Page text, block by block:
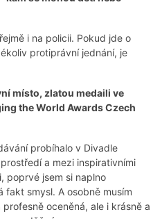
i na policii. Pokud jde o
protiprávní jednání, je
místo, zlatou medaili ve
the World Awards Czech
probíhalo v Divadle
a mezi inspirativními
poprvé jsem si naplno
fakt smysl. A osobně musím
oceněná, ale i krásně a